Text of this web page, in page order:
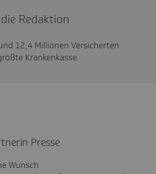
Redaktion
12,4 Millionen Versicherten
Krankenkasse.
Presse
Wunsch